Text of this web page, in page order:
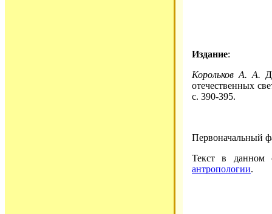
Издание:
Корольков А. А.
отечественных
с. 390-395.
Первоначальный
Текст в
антропологии.